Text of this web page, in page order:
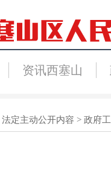
资讯西塞山
法定主动公开内容 > 政府